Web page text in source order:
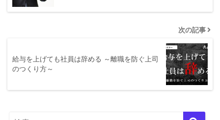
次の記事
給与を上げても社員は辞める ～離職を防ぐ上司
のつくり方～